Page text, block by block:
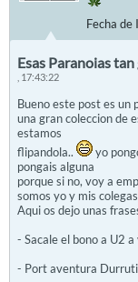
Fecha de
Esas Paranoias
, 17:43:22
Bueno este post es un
una gran coleccion de
estamos
flipandola..
yo
pongais alguna
porque si no, voy a
somos yo y mis
Aqui os dejo unas
- Sacale el bono a U2
- Port aventura